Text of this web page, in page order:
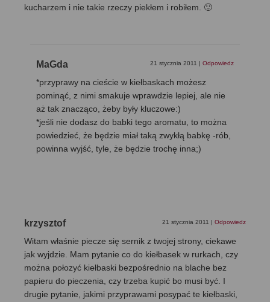
kucharzem i nie takie rzeczy piekłem i robiłem. 🙂
MaGda 21 stycznia 2011 | Odpowiedz
*przyprawy na cieście w kiełbaskach możesz
pominąć, z nimi smakuje wprawdzie lepiej, ale nie
aż tak znacząco, żeby były kluczowe:)
*jeśli nie dodasz do babki tego aromatu, to można
powiedzieć, że będzie miał taką zwykłą babkę -rób,
powinna wyjść, tyle, że będzie trochę inna;)
krzysztof 21 stycznia 2011 | Odpowiedz
Witam właśnie piecze się sernik z twojej strony, ciekawe
jak wyjdzie. Mam pytanie co do kiełbasek w rurkach, czy
można połozyć kiełbaski bezpośrednio na blache bez
papieru do pieczenia, czy trzeba kupić bo musi być. I
drugie pytanie, jakimi przyprawami posypać te kiełbaski,